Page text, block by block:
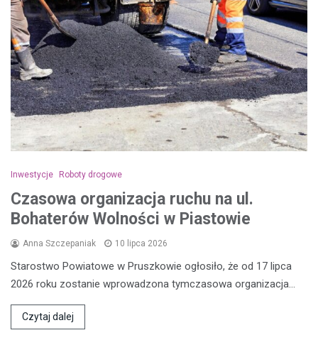
Inwestycje Roboty drogowe
Czasowa organizacja ruchu na ul.
Bohaterów Wolności w Piastowie
Anna Szczepaniak 10 lipca 2026
Starostwo Powiatowe w Pruszkowie ogłosiło, że od 17 lipca
2026 roku zostanie wprowadzona tymczasowa organizacja…
Czytaj dalej